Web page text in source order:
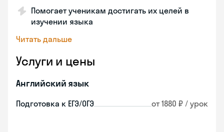
Помогает ученикам достигать их целей в
изучении языка
Читать дальше
Услуги и цены
Английский язык
Подготовка к ЕГЭ/ОГЭ от 1880 ₽ / урок